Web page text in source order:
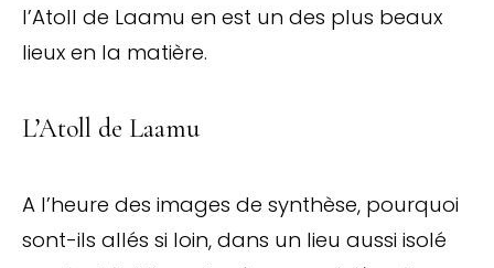
l’Atoll de Laamu en est un des plus beaux
lieux en la matière.
L’Atoll de Laamu
A l’heure des images de synthèse, pourquoi
sont-ils allés si loin, dans un lieu aussi isolé